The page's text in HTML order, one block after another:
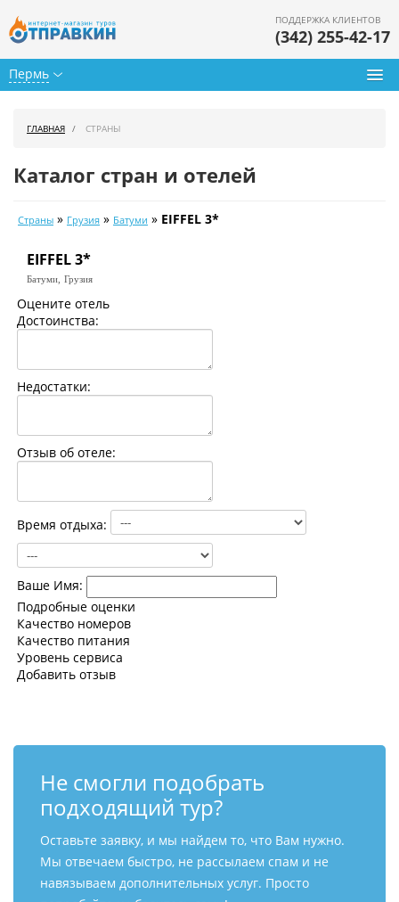
Пермь
ПОДДЕРЖКА КЛИЕНТОВ
(342) 255-42-17
Календарь туров
Цены дня
Страны
ГЛАВНАЯ СТРАНЫ
Каталог стран и отелей
Страны » Грузия » Батуми » EIFFEL 3*
EIFFEL 3*
Батуми, Грузия
Оцените отель
Достоинства:
Недостатки:
Отзыв об отеле:
Время отдыха:
Ваше Имя:
Подробные оценки
Качество номеров
Качество питания
Уровень сервиса
Добавить отзыв
Не смогли подобрать
подходящий тур?
Оставьте заявку, и мы найдем то, что Вам нужно.
Мы отвечаем быстро, не рассылаем спам и не
навязываем дополнительных услуг. Просто